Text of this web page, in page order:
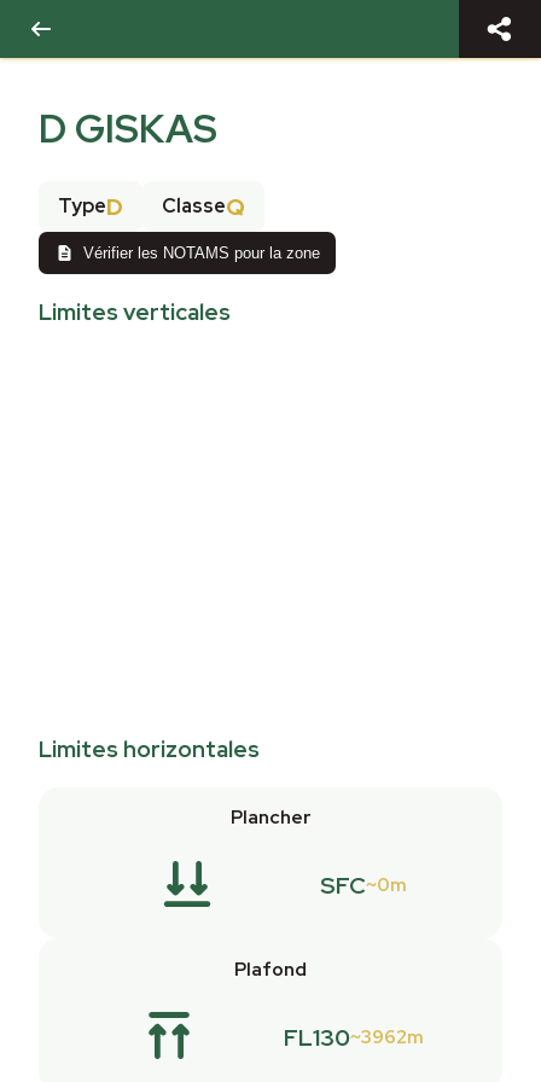
D GISKAS
TypeD ClasseQ
Vérifier les NOTAMS pour la zone
Limites verticales
Limites horizontales
Plancher
SFC 0m
Plafond
FL130 3962m